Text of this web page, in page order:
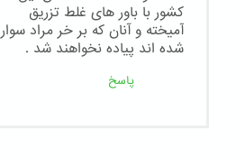
کشور با باور های غلط تزریق
آمیخته و آنان که بر خر مراد سوار
شده اند پیاده نخواهند شد .
پاسخ